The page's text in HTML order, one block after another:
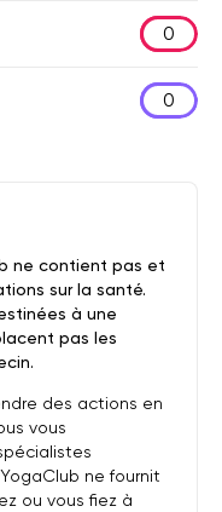
0
0
ne contient pas et
sur la santé.
à une
pas les
des actions en
vous
ne fournit
ou vous fiez à